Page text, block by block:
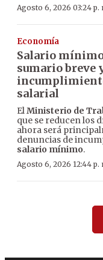
Agosto 6, 2026 03:24 p.
Economía
Salario
sumario breve
salarial
ElMinisterio de
que se reducen los
ahora será
denuncias de
salario mínimo.
Agosto 6, 2026 12:44 p.